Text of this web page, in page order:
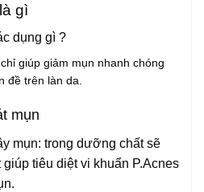
gì
dụng gì ?
giúp giảm mụn nhanh chóng
đề trên làn da.
mụn
mụn: trong dưỡng chất sẽ
tiêu diệt vi khuẩn P.Acnes